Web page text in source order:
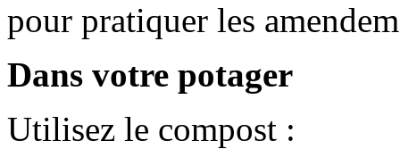
pour pratiquer les
Dans votre potager
Utilisez le compost :